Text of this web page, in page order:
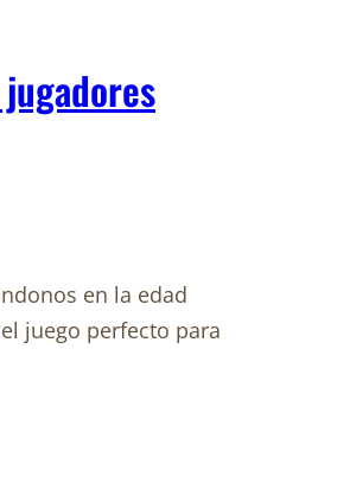
en la edad
juego perfecto para